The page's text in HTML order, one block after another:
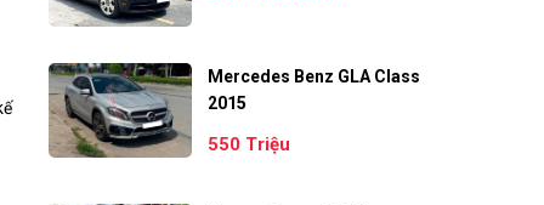
Mercedes Benz GLA Class
2015
550 Triệu